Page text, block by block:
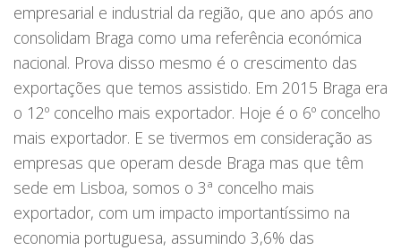
empresarial e industrial da região, que ano após ano
consolidam Braga como uma referência económica
nacional. Prova disso mesmo é o crescimento das
exportações que temos assistido. Em 2015 Braga era
o 12º concelho mais exportador. Hoje é o 6º concelho
mais exportador. E se tivermos em consideração as
empresas que operam desde Braga mas que têm
sede em Lisboa, somos o 3ª concelho mais
exportador, com um impacto importantíssimo na
economia portuguesa, assumindo 3,6% das